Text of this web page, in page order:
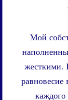
Мой
жесткими.